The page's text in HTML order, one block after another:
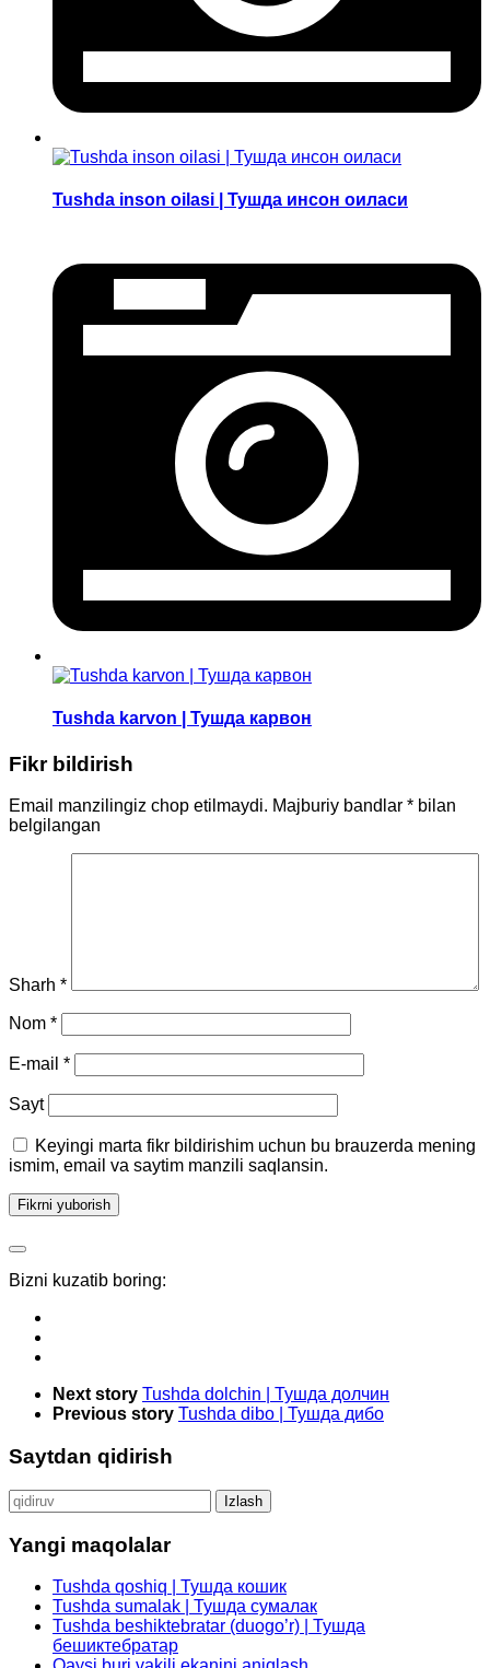
Tushda inson oilasi | Тушда инсон оиласи
Tushda karvon | Тушда карвон
Fikr bildirish
Email manzilingiz chop etilmaydi. Majburiy bandlar * bilan
belgilangan
Sharh *
Nom *
E-mail *
Sayt
Keyingi marta fikr bildirishim uchun bu brauzerda mening
ismim, email va saytim manzili saqlansin.
Bizni kuzatib boring:
Next story Tushda dolchin | Тушда долчин
Previous story Tushda dibo | Тушда дибо
Saytdan qidirish
Qidirshish:
Yangi maqolalar
Tushda qoshiq | Тушда кошик
Tushda sumalak | Тушда сумалак
Tushda beshiktebratar (duogo’r) | Тушда
бешиктебратар